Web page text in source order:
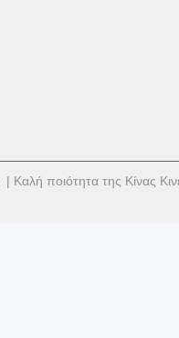
| Καλή ποιότητα της Κίνας